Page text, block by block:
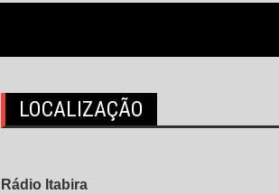
LOCALIZAÇÃO
Rádio Itabira